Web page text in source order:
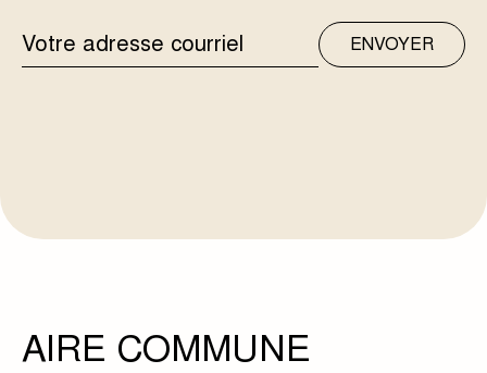
ADRESSE
COURRIEL
ENVOYER
AIRE COMMUNE